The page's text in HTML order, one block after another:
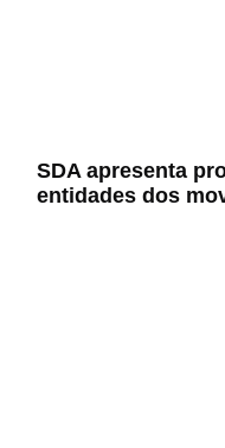
SDA apresenta
entidades dos